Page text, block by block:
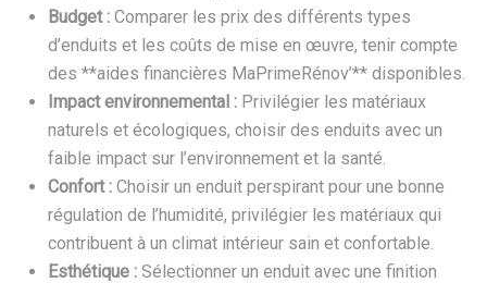
Budget : Comparer les prix des différents types
d’enduits et les coûts de mise en œuvre, tenir compte
des **aides financières MaPrimeRénov’** disponibles.
Impact environnemental : Privilégier les matériaux
naturels et écologiques, choisir des enduits avec un
faible impact sur l’environnement et la santé.
Confort : Choisir un enduit perspirant pour une bonne
régulation de l’humidité, privilégier les matériaux qui
contribuent à un climat intérieur sain et confortable.
Esthétique : Sélectionner un enduit avec une finition